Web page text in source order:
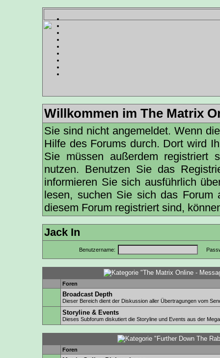
Willkommen im The Matrix
Sie sind nicht angemeldet. Wenn
Hilfe des Forums durch. Dort wird
Sie müssen außerdem registriert
nutzen. Benutzen Sie das
informieren Sie sich ausführlich
lesen, suchen Sie sich das
diesem Forum registriert sind,
Jack In
Benutzername:
Foren
Broadcast Depth
Dieser Bereich dient der Diskussion aller Übertragungen vom
Storyline & Events
Dieses Subforum diskutiert die Storyline und Events aus der
Foren